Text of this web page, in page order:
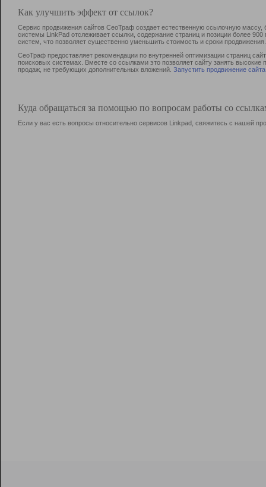
Как улучшить эффект от ссылок?
Сервис продвижения сайтов СеоТраф создает естественную ссылочную
системы LinkPad отслеживает ссылки, содержание страниц и позиции более
систем, что позволяет существенно уменьшить стоимость и сроки продвижения.
СеоТраф предоставляет рекомендации по внутренней оптимизации страниц
поисковых системах. Вместе со ссылками это позволяет сайту занять
продаж, не требующих дополнительных вложений. Запустить продвижение сайта
Куда обращаться за помощью по вопросам работы со
Если у вас есть вопросы относительно сервисов Linkpad, свяжитесь с нашей